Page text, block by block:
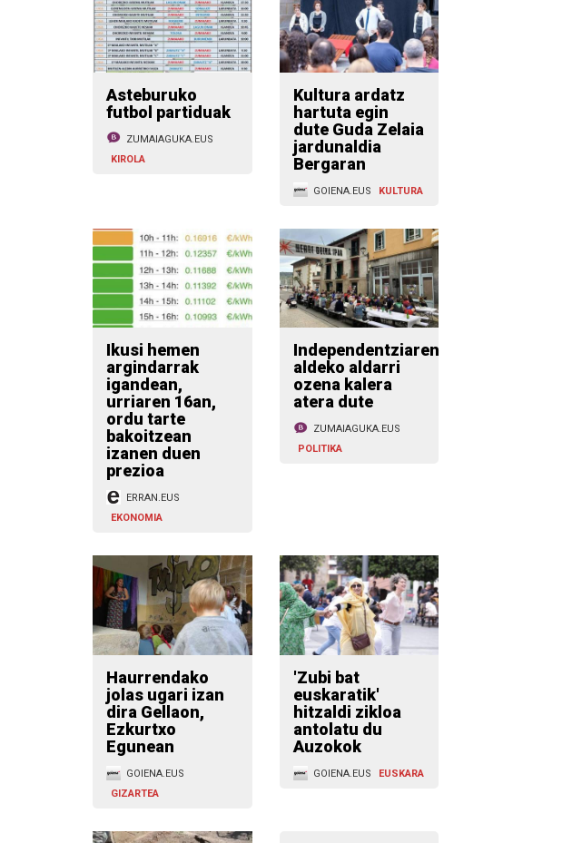
Asteburuko
futbol partiduak
ZUMAIAGUKA.EUS
KIROLA
Kultura ardatz
hartuta egin
dute Guda Zelaia
jardunaldia
Bergaran
GOIENA.EUS KULTURA
Ikusi hemen
argindarrak
igandean,
urriaren 16an,
ordu tarte
bakoitzean
izanen duen
prezioa
ERRAN.EUS
EKONOMIA
Independentziaren
aldeko aldarri
ozena kalera
atera dute
ZUMAIAGUKA.EUS
POLITIKA
Haurrendako
jolas ugari izan
dira Gellaon,
Ezkurtxo
Egunean
GOIENA.EUS
GIZARTEA
'Zubi bat
euskaratik'
hitzaldi zikloa
antolatu du
Auzokok
GOIENA.EUS EUSKARA